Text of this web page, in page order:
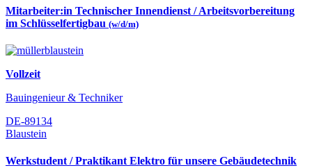
Mitarbeiter:in Technischer Innendienst / Arbeitsvorbereitung
im Schlüsselfertigbau (w/d/m)
Vollzeit
Bauingenieur & Techniker
DE-89134
Blaustein
Werkstudent / Praktikant Elektro für unsere Gebäudetechnik